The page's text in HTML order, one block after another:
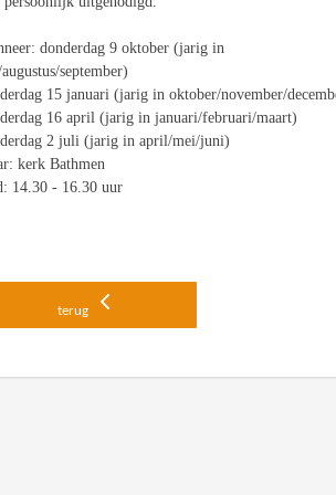
donderdag 9 oktober (jarig in
september)
15 januari(jarig in oktober/november/
16 april(jarig in januari/februari/maart)
2 juli(jarig in april/mei/juni)
kerk Bathmen
14.30 - 16.30 uur
terug